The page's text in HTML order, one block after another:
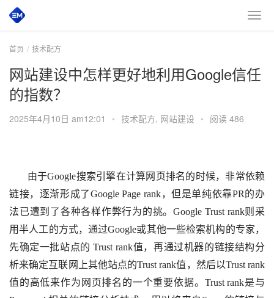
首页 技术配方
网站建设中怎样更好地利用Google信任
的指数？
2025年4月10日 am12:01 • 技术配方, 网站建设 • 阅读 486
由于Google搜索引擎在计算网页排名的时候，非常依赖
链接，逐渐形成了Google Page rank，但是单纯依靠PR的办
法已遭到了各种各样作弊行为的挑。Google Trust rank则采
用半人工的方式，通过Google或其他一些检索机构的专家，
先确定一批站点的 Trust rank值，再通过机器的链接结构分
析来确定互联网上其他站点的Trust rank值，然后以Trust rank
值的高低来作为网页排名的一个重要依据。Trust rank是与